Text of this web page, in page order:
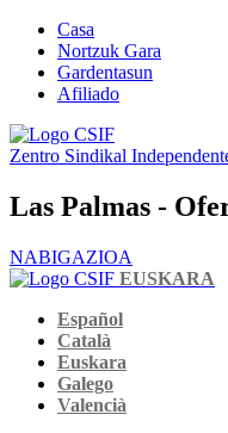
Casa
Nortzuk Gara
Gardentasun
Afiliado
Zentro Sindikal
Las Palmas -
NABIGAZIOA
EUSKARA
Español
Català
Euskara
Galego
Valencià